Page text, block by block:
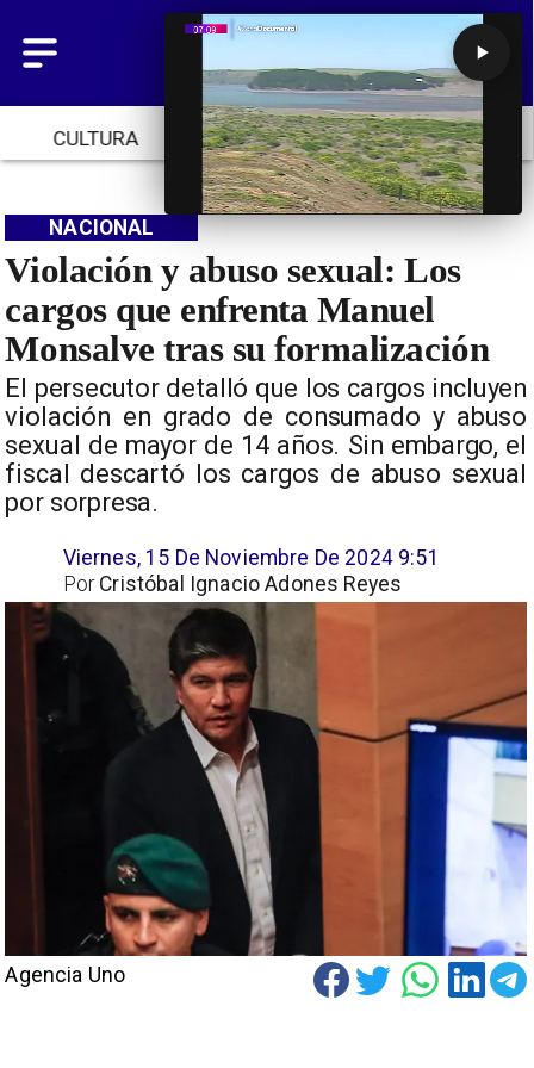
CULTURA TENDENCIAS INICIO
Violación y abuso sexual: Los
cargos que enfrenta Manuel
Monsalve tras su formalización
​El persecutor detalló que los cargos incluyen
violación en grado de consumado y abuso
sexual de mayor de 14 años. Sin embargo, el
fiscal descartó los cargos de abuso sexual
por sorpresa.
NACIONAL
Viernes, 15 De Noviembre De 2024 9:51
Cristóbal Ignacio Adones Reyes
Por
Agencia Uno